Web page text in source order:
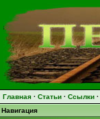
Главная · Статьи · Ссылки ·
Навигация